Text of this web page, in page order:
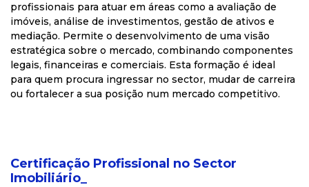
profissionais para atuar em áreas como a avaliação de
imóveis, análise de investimentos, gestão de ativos e
mediação. Permite o desenvolvimento de uma visão
estratégica sobre o mercado, combinando componentes
legais, financeiras e comerciais. Esta formação é ideal
para quem procura ingressar no sector, mudar de carreira
ou fortalecer a sua posição num mercado competitivo.
Certificação Profissional no Sector
Imobiliário_